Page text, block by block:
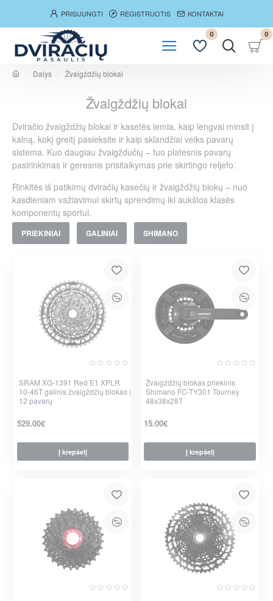
PRISIJUNGTI REGISTRUOTIS KONTAKTAI
0 0
Dalys Žvaigždžių blokai
Žvaigždžių blokai
Dviračio žvaigždžių blokai ir kasetės lemia, kaip lengvai minsit į
kalną, kokį greitį pasieksite ir kaip sklandžiai veiks pavarų
sistema. Kuo daugiau žvaigždučių – tuo platesnis pavarų
pasirinkimas ir geresnis prisitaikymas prie skirtingo reljefo.
Rinkitės iš patikimų dviračių kasečių ir žvaigždžių blokų – nuo
kasdieniam važiavimui skirtų sprendimų iki aukštos klasės
komponentų sportui.
PRIEKINIAI GALINIAI SHIMANO
SRAM XG-1391 Red E1 XPLR
10-46T galinis žvaigždžių blokas |
12 pavarų
529.00€
Į krepšelį
Žvaigždžių blokas priekinis
Shimano FC-TY301 Tourney
48x38x28T
15.00€
Į krepšelį